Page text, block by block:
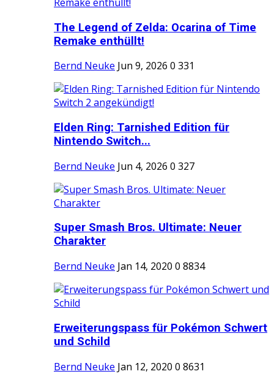
The Legend of Zelda: Ocarina of Time
Remake enthüllt!
Bernd Neuke Jun 9, 2026 0 331
Elden Ring: Tarnished Edition für
Nintendo Switch...
Bernd Neuke Jun 4, 2026 0 327
Super Smash Bros. Ultimate: Neuer
Charakter
Bernd Neuke Jan 14, 2020 0 8834
Erweiterungspass für Pokémon Schwert
und Schild
Bernd Neuke Jan 12, 2020 0 8631